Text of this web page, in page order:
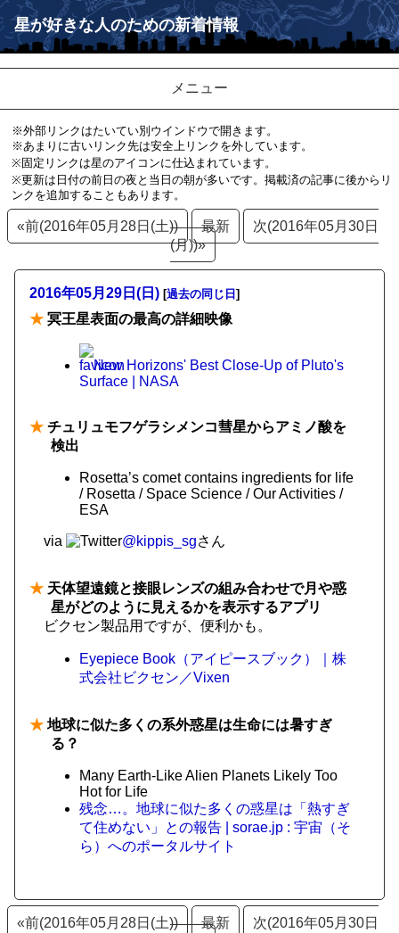
星が好きな人のための新着情報
メニュー
※外部リンクはたいてい別ウインドウで開きます。
※あまりに古いリンク先は安全上リンクを外しています。
※固定リンクは星のアイコンに仕込まれています。
※更新は日付の前日の夜と当日の朝が多いです。掲載済の記事に後からリ
ンクを追加することもあります。
«前(2016年05月28日(土)) 最新
次(2016年05月30日
(月))»
2016年05月29日(日) [過去の同じ日 ]
★ 冥王星表面の最高の詳細映像
New Horizons' Best Close-Up of Pluto's
Surface | NASA
★ チュリュモフゲラシメンコ彗星からアミノ酸を
検出
Rosetta’s comet contains ingredients for life
/ Rosetta / Space Science / Our Activities /
ESA
via @kippis_sgさん
★ 天体望遠鏡と接眼レンズの組み合わせで月や惑
星がどのように見えるかを表示するアプリ
ビクセン製品用ですが、便利かも。
Eyepiece Book（アイピースブック）｜株
式会社ビクセン／Vixen
★ 地球に似た多くの系外惑星は生命には暑すぎ
る？
Many Earth-Like Alien Planets Likely Too
Hot for Life
残念…。地球に似た多くの惑星は「熱すぎ
て住めない」との報告 | sorae.jp : 宇宙（そ
ら）へのポータルサイト
«前(2016年05月28日(土)) 最新
次(2016年05月30日